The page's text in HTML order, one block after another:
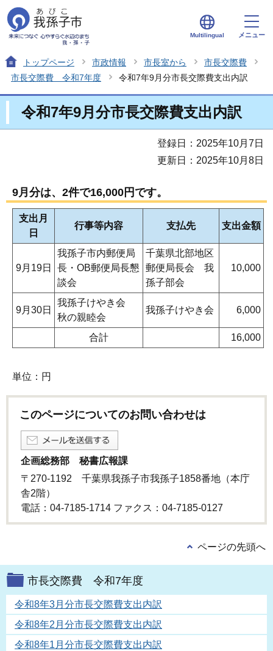
Multilingual メニュー
トップページ 市政情報 市長室から
市長交際費
市長交際費 令和7年度
令和7年9月分市長交際費支出内訳
令和7年9月分市長交際費支出内訳
登録日：2025年10月7日
更新日：2025年10月8日
9月分は、2件で16,000円です。
支出月
日
行事等内容 支払先 支出金額
9月19日
我孫子市内郵便局
長・OB郵便局長懇
談会
千葉県北部地区
郵便局長会 我
孫子部会
10,000
9月30日
我孫子けやき会
秋の親睦会
我孫子けやき会 6,000
合計 16,000
単位：円
このページについてのお問い合わせは
企画総務部 秘書広報課
〒270-1192 千葉県我孫子市我孫子1858番地（本庁
舎2階）
電話：04-7185-1714 ファクス：04-7185-0127
ページの先頭へ
市長交際費 令和7年度
令和8年3月分市長交際費支出内訳
令和8年2月分市長交際費支出内訳
令和8年1月分市長交際費支出内訳